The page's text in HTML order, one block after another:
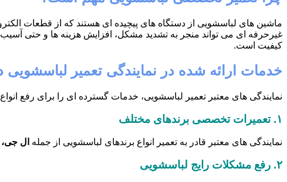
ماشین های لباسشویی از دستگاه های پیچیده ای هستند که از قطعات
غیرحرفه ای می تواند منجر به تشدید مشکل، افزایش هزینه ها و حتی آسیب
کیفیت است.
خدمات ارائه شده در نمایندگی تعمیر لباسشویی
نمایندگی های معتبر تعمیر لباسشویی، خدمات گسترده ای را برای رفع
۱. تعمیرات تخصصی برندهای مختلف
نمایندگی های معتبر قادر به تعمیر انواع برندهای لباسشویی از جمله ال
۲. رفع مشکلات رایج لباسشویی